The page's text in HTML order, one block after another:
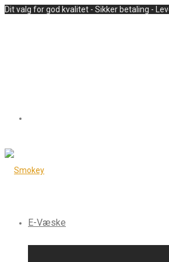
Dit valg for god kvalitet - Sikker betaling -
E-Væske